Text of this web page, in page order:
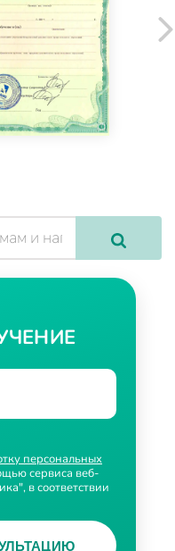
персональных
сервиса веб-
в соответствии